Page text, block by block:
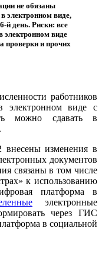
не обязаны
электронном виде,
й день. Риски: все
электронном виде
проверки и прочих
работников
электронном виде с
можно сдавать в
изменения в
документов
связаны в том числе
к использованию
платформа в
электронные
через ГИС
в социальной